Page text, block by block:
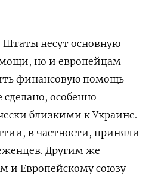
Штаты несут основную
но и европейцам
финансовую помощь
особенно
близкими к Украине.
в частности, приняли
Другим же
и Европейскому союзу